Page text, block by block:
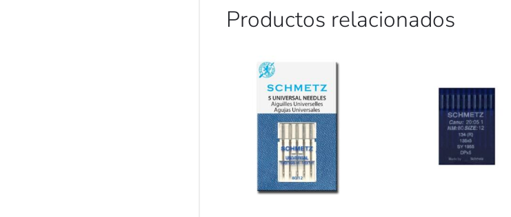
Productos relacionados